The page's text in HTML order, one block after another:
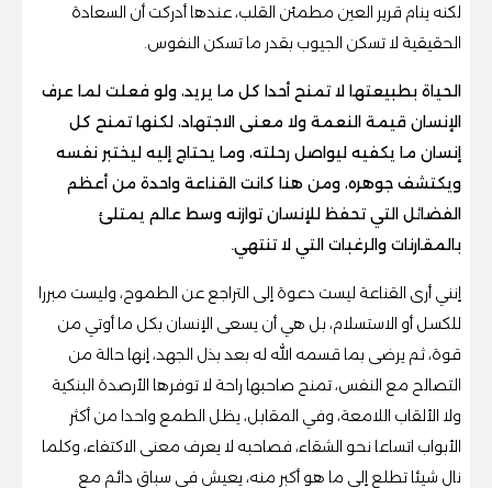
لكنه ينام قرير العين مطمئن القلب، عندها أدركت أن السعادة
الحقيقية لا تسكن الجيوب بقدر ما تسكن النفوس.
الحياة بطبيعتها لا تمنح أحدا كل ما يريد، ولو فعلت لما عرف
الإنسان قيمة النعمة ولا معنى الاجتهاد، لكنها تمنح كل
إنسان ما يكفيه ليواصل رحلته، وما يحتاج إليه ليختبر نفسه
ويكتشف جوهره، ومن هنا كانت القناعة واحدة من أعظم
الفضائل التي تحفظ للإنسان توازنه وسط عالم يمتلئ
بالمقارنات والرغبات التي لا تنتهي.
إنني أرى القناعة ليست دعوة إلى التراجع عن الطموح، وليست مبررا
للكسل أو الاستسلام، بل هي أن يسعى الإنسان بكل ما أوتي من
قوة، ثم يرضى بما قسمه الله له بعد بذل الجهد، إنها حالة من
التصالح مع النفس، تمنح صاحبها راحة لا توفرها الأرصدة البنكية
ولا الألقاب اللامعة، وفي المقابل، يظل الطمع واحدا من أكثر
الأبواب اتساعا نحو الشقاء، فصاحبه لا يعرف معنى الاكتفاء، وكلما
نال شيئا تطلع إلى ما هو أكبر منه، يعيش في سباق دائم مع